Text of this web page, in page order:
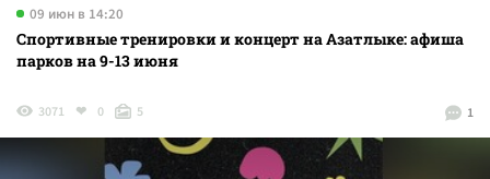
09 июн в 14:20
Спортивные тренировки и концерт на Азатлыке: афиша
парков на 9-13 июня
1
3071 0 5